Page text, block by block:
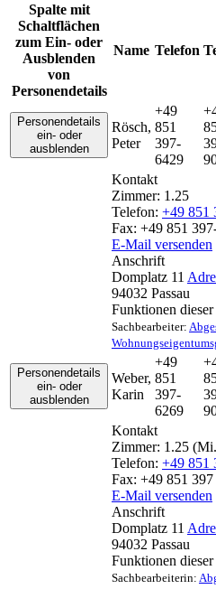
Spalte mit
Schaltflächen
zum Ein- oder
Ausblenden
von
Personendetails
Name Telefon
Personendetails
ein- oder
ausblenden
Rösch,
Peter
+49
851
397-
6429
Kontakt
Zimmer: 1.25
Telefon: +49 851
Fax: +49 851
E-Mail versenden
Anschrift
Domplatz 11
94032 Passau
Funktionen dieser
Sachbearbeiter:
Personendetails
ein- oder
ausblenden
Weber,
Karin
+49
851
397-
6269
Kontakt
Zimmer: 1.25
Telefon: +49 851
Fax: +49 851
E-Mail versenden
Anschrift
Domplatz 11
94032 Passau
Funktionen dieser
Sachbearbeiterin: